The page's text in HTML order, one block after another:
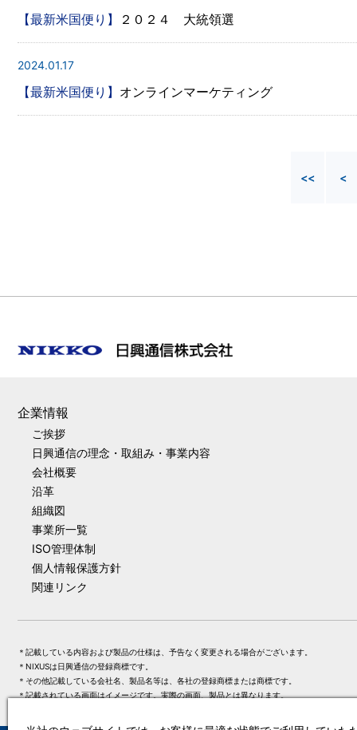
【最新米国便り】 ２０２４ 大統領選
2024.01.17
【最新米国便り】 オンラインマーケティング
<< <
企業情報
ご挨拶
日興通信の理念・取組み・事業内容
会社概要
沿革
組織図
事業所一覧
ISO管理体制
個人情報保護方針
関連リンク
＊記載している内容および製品の仕様は、予告なく変更される場合がございます。
＊NIXUSは日興通信の登録商標です。
＊その他記載している会社名、製品名等は、各社の登録商標または商標です。
＊記載されている画面はイメージです。実際の画面、製品とは異なります。